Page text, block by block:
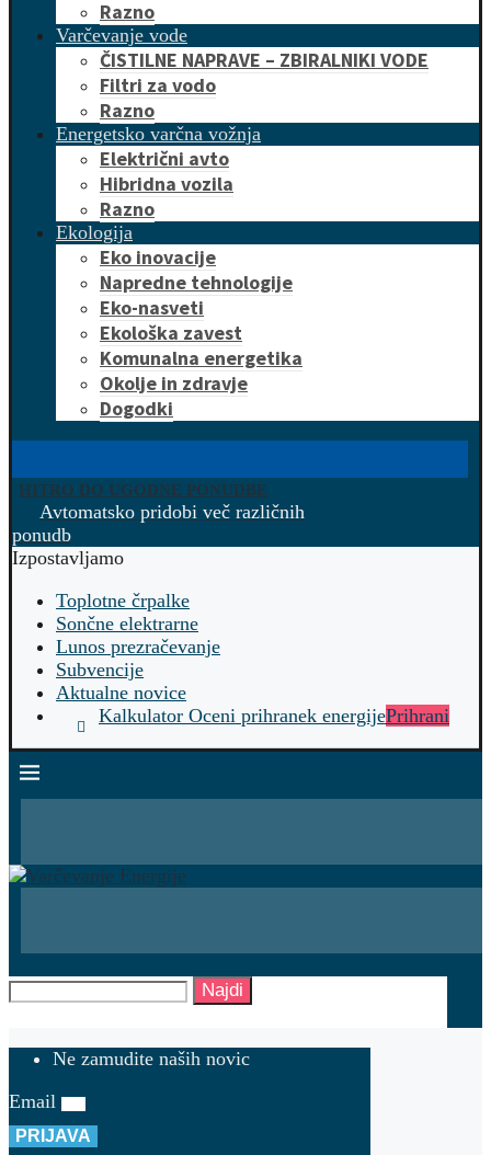
Razno
Varčevanje vode
ČISTILNE NAPRAVE – ZBIRALNIKI VODE
Filtri za vodo
Razno
Energetsko varčna vožnja
Električni avto
Hibridna vozila
Razno
Ekologija
Eko inovacije
Napredne tehnologije
Eko-nasveti
Ekološka zavest
Komunalna energetika
Okolje in zdravje
Dogodki
HITRO DO UGODNE PONUDBE
Avtomatsko pridobi več različnih
ponudb
Izpostavljamo
Toplotne črpalke
Sončne elektrarne
Lunos prezračevanje
Subvencije
Aktualne novice
Kalkulator Oceni prihranek energijePrihrani
Najdi
Ne zamudite naših novic
Email
PRIJAVA